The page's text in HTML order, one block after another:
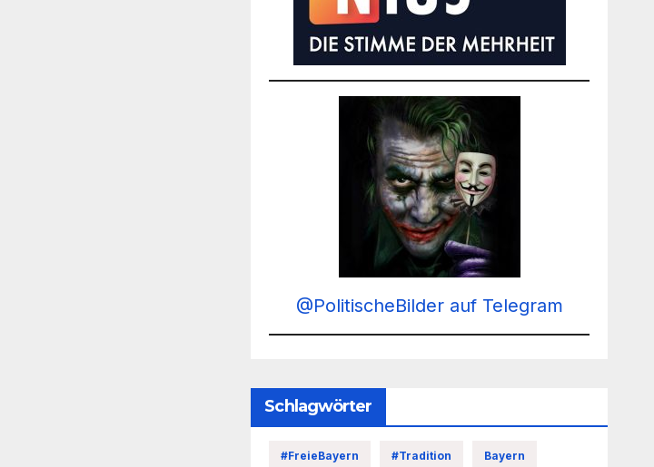
@PolitischeBilder auf Telegram
Schlagwörter
#FreieBayern #Tradition Bayern